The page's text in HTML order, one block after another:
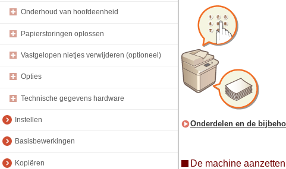
Onderhoud van hoofdeenheid
Papierstoringen oplossen
Vastgelopen nietjes verwijderen (optioneel)
Opties
Technische gegevens hardware
Instellen
Basisbewerkingen
Kopiëren
Onderdelen en de
De machine aanzetten